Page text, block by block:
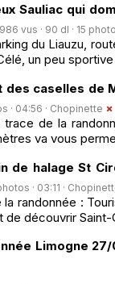
Sauliac qui
vus · 90 dl · 15
du Liauzu,
un peu
des caselles de
· 04:56 · Chopinette
de la
va vous
de halage St
· 03:11 ·
la randonnée :
de découvrir
Limogne